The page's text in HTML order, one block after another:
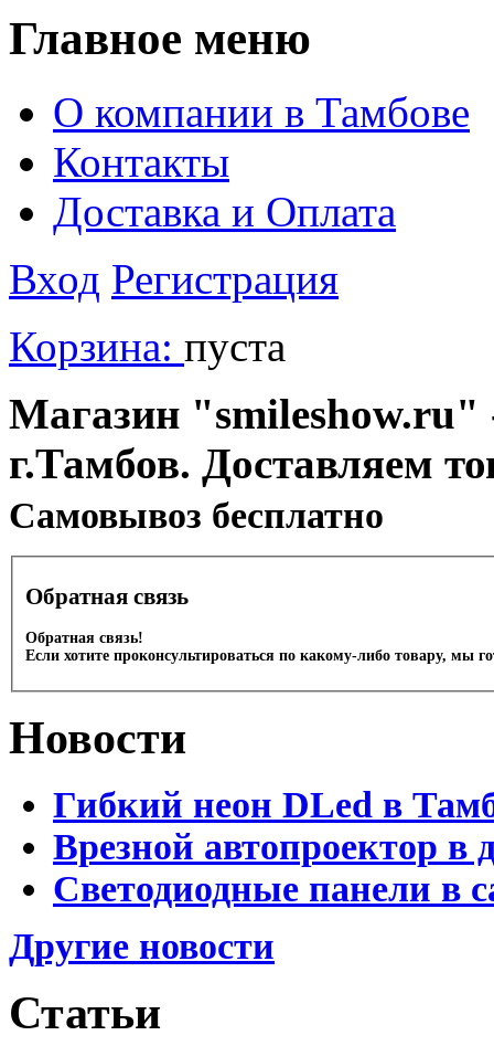
Главное меню
О компании в Тамбове
Контакты
Доставка и Оплата
Вход Регистрация
Корзина: пуста
Магазин "smileshow.ru"
г.Тамбов. Доставляем
Cамовывоз бесплатно
Обратная связь
Обратная связь!
Если хотите проконсультироваться по какому-либо товару, мы
Новости
Гибкий неон DLed в
Врезной автопроектор в
Светодиодные панели в
Другие новости
Статьи